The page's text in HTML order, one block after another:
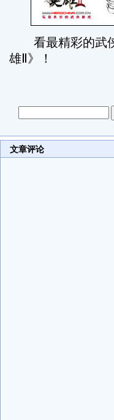
看最精彩的武
雄Ⅱ》！
文章评论